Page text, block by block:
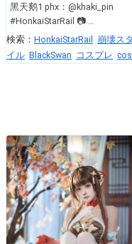
黑天鹅1 phx：@khaki_pin
#HonkaiStarRail 📷
検索： HonkaiStarRail
崩壊ス
イル BlackSwan コスプレ